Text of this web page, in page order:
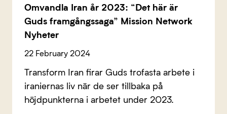
Omvandla Iran år 2023: “Det här är
Guds framgångssaga” Mission Network
Nyheter
22 February 2024
Transform Iran firar Guds trofasta arbete i
iraniernas liv när de ser tillbaka på
höjdpunkterna i arbetet under 2023.